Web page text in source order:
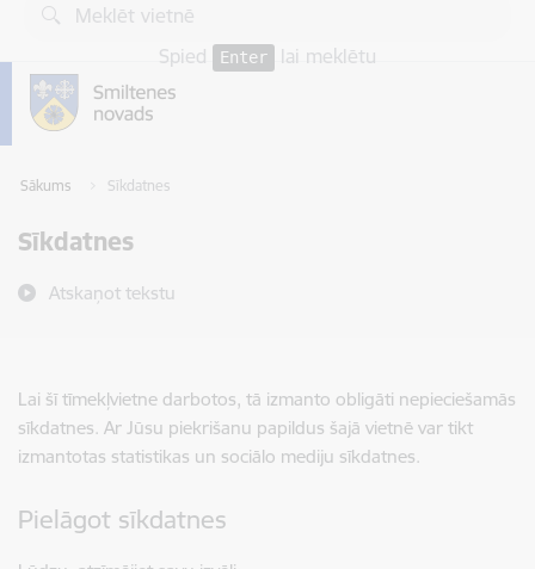
Pāriet uz lapas saturu
Spied
Enter lai meklētu
Sākums Sīkdatnes
Sīkdatnes
Atskaņot tekstu
Lai šī tīmekļvietne darbotos, tā izmanto obligāti nepieciešamās
sīkdatnes. Ar Jūsu piekrišanu papildus šajā vietnē var tikt
izmantotas statistikas un sociālo mediju sīkdatnes.
Pielāgot sīkdatnes